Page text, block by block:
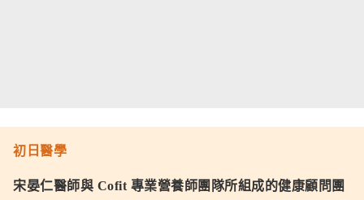
初日醫學
宋晏仁醫師與 Cofit 專業營養師團隊所組成的健康顧問團